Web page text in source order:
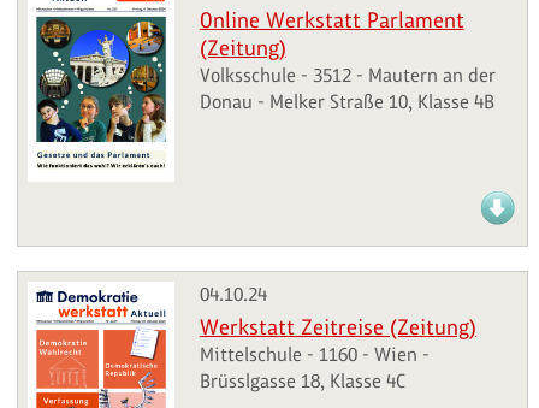
Online Werkstatt Parlament
(Zeitung)
Volksschule - 3512 - Mautern an der
Donau - Melker Straße 10, Klasse 4B
04.10.24
Werkstatt Zeitreise (Zeitung)
Mittelschule - 1160 - Wien -
Brüsslgasse 18, Klasse 4C